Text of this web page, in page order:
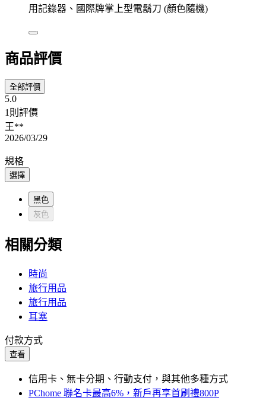
用記錄器、國際牌掌上型電鬍刀 (顏色隨機)
商品評價
全部評價
5.0
1則評價
王**
2026/03/29
規格
選擇
黑色
灰色
相關分類
時尚
旅行用品
旅行用品
耳塞
付款方式
查看
信用卡、無卡分期、行動支付，與其他多種方式
PChome 聯名卡最高6%，新戶再享首刷禮800P